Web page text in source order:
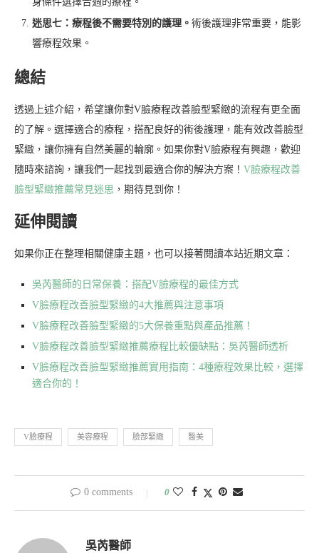
迷思七：療程後不需要特別的護理。 術後護理非常重要，能影
響療程效果。
總結
透過上述介紹，希望讓你對V臉療程改善臉型緊緻的流程有更全面
的了解。選擇適合的療程，搭配良好的術後護理，能有效改善臉型
緊緻，讓你擁有自然美麗的輪廓。如果你對V臉療程有興趣，歡迎
隨時來諮詢，讓我們一起找到最適合你的解決方案！ V臉療程改善
臉型緊緻推薦常見迷思 ，期待見到你！
延伸閱讀
如果你正在整理相關健康主題，也可以接著閱讀本站近期文章：
吳芮醫師的日常保養：搭配V臉療程的最佳方式
V臉療程改善臉型緊緻的4大推薦與注意事項
V臉療程改善臉型緊緻的5大保養重點與產品推薦！
V臉療程改善臉型緊緻推薦療程比較優缺點：吳芮醫師透析
V臉療程改善臉型緊緻推薦實用指南：4種療程效果比較，選擇
適合你的！
V臉療程 美容療程 臉部緊緻 醫美
0 comments 0
吳芮醫師